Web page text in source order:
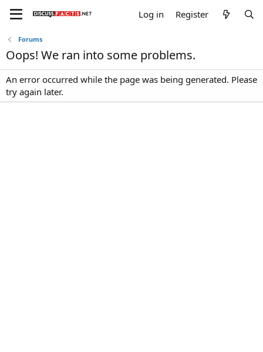
Log in Register
Forums
Oops! We ran into some problems.
An error occurred while the page was being generated. Please
try again later.